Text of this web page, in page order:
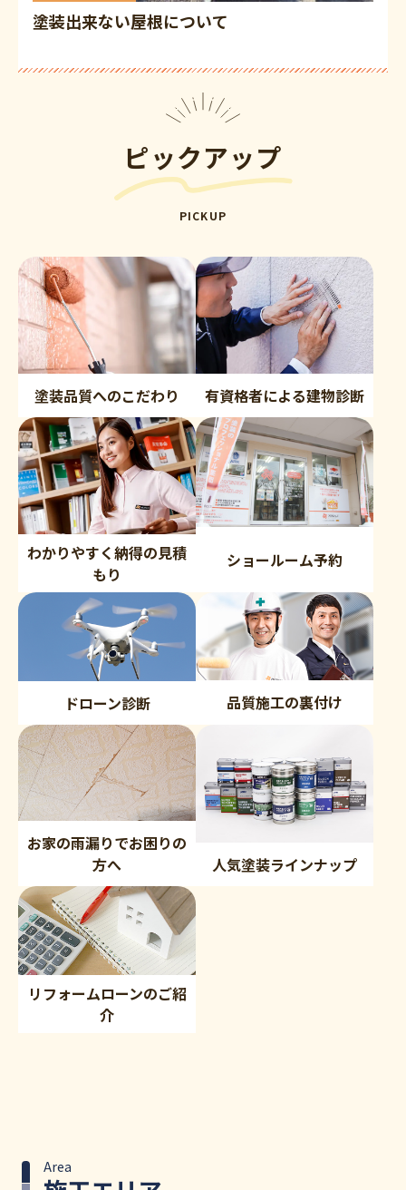
塗装出来ない屋根について
ピックアップ
PICKUP
塗装品質へのこだわり 有資格者による建物診断
わかりやすく納得の見積
もり
ショールーム予約
ドローン診断 品質施工の裏付け
お家の雨漏りでお困りの
方へ
人気塗装ラインナップ
リフォームローンのご紹
介
Area